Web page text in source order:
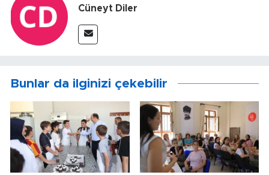
Cüneyt Diler
Bunlar da ilginizi çekebilir